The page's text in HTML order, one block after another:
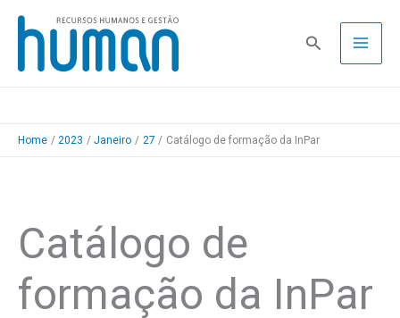
Skip
content
Pesquisa
Home 2023 Janeiro 27 Catálogo de formação da InPar
Catálogo de
formação da InPar